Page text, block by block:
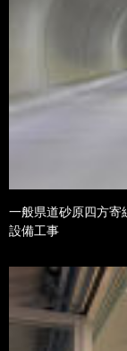
一般県道砂原四方寄
設備工事